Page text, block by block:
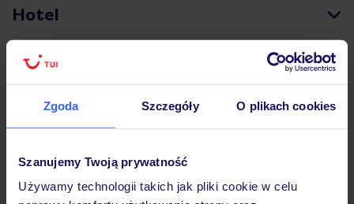
Zgoda Szczegóły O plikach cookies
Szanujemy Twoją prywatność
Używamy technologii takich jak pliki cookie w celu
Hotel
Opinie
Pokoje
Wyżywienie